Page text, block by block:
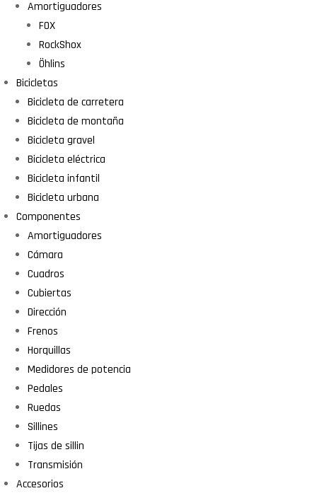
Amortiguadores
FOX
RockShox
Öhlins
Bicicletas
Bicicleta de carretera
Bicicleta de montaña
Bicicleta gravel
Bicicleta eléctrica
Bicicleta infantil
Bicicleta urbana
Componentes
Amortiguadores
Cámara
Cuadros
Cubiertas
Dirección
Frenos
Horquillas
Medidores de potencia
Pedales
Ruedas
Sillines
Tijas de sillin
Transmisión
Accesorios